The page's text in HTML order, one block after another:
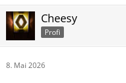
Cheesy
Profi
8. Mai 2026